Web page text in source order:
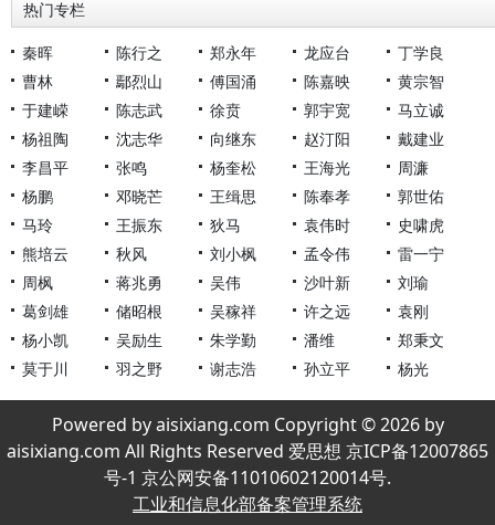
热门专栏
秦晖 陈行之 郑永年 龙应台
丁学良
曹林
鄢烈山 傅国涌 陈嘉映
黄宗智
于建嵘
陈志武 徐贲 郭宇宽
马立诚
杨祖陶
沈志华 向继东 赵汀阳
戴建业
李昌平
张鸣 杨奎松 王海光
周濂
杨鹏
邓晓芒 王缉思 陈奉孝
郭世佑
马玲
王振东 狄马 袁伟时
史啸虎
熊培云
秋风 刘小枫 孟令伟
雷一宁
周枫
蒋兆勇 吴伟 沙叶新
刘瑜
葛剑雄
储昭根 吴稼祥 许之远
袁刚
杨小凯
吴励生 朱学勤 潘维
郑秉文
莫于川
羽之野 谢志浩 孙立平 杨光
Powered by aisixiang.com Copyright © 2026 by
aisixiang.com All Rights Reserved 爱思想 京ICP备12007865
号-1 京公网安备11010602120014号.
工业和信息化部备案管理系统